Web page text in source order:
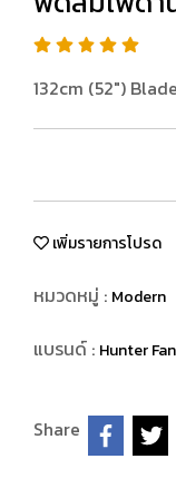
132cm (52")
เพิ่มรายการโปรด
หมวดหมู่ : Modern
แบรนด์ : Hunter Fan
Share